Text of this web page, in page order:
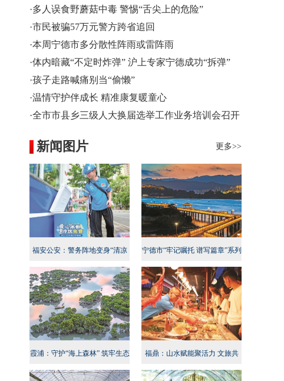
·多人误食野蘑菇中毒 警惕“舌尖上的危险”
·市民被骗57万元警方跨省追回
·本周宁德市多分散性阵雨或雷阵雨
·体内暗藏“不定时炸弹” 沪上专家宁德成功“拆弹”
·孩子走路喊痛别当“偷懒”
·温情守护伴成长 精准康复暖童心
·全市市县乡三级人大换届选举工作业务培训会召开
更多>>
新闻图片
福安公安：警务阵地变身“清凉
地”
宁德市“牢记嘱托 谱写篇章”系列
新闻发布会民生专项行动专场召
开
霞浦：守护“海上森林” 筑牢生态
屏障
福鼎：山水赋能聚活力 文旅共
兴启新程